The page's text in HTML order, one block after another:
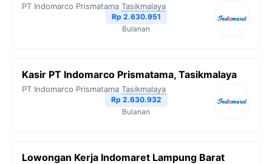
PT Indomarco Prismatama Tasikmalaya
Rp 2.630.951
Bulanan
Kasir PT Indomarco Prismatama, Tasikmalaya
PT Indomarco Prismatama Tasikmalaya
Rp 2.630.932
Bulanan
Lowongan Kerja Indomaret Lampung Barat